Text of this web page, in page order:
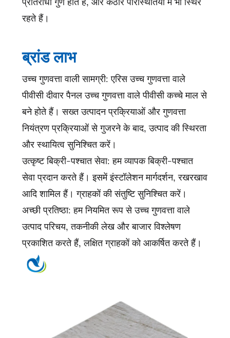
रहते हैं।
ब्रांड लाभ
उच्च गुणवत्ता वाली सामग्री: एरिस उच्च गुणवत्ता वाले
पीवीसी दीवार पैनल उच्च गुणवत्ता वाले पीवीसी कच्चे माल से
बने होते हैं। सख्त उत्पादन प्रक्रियाओं और गुणवत्ता
नियंत्रण प्रक्रियाओं से गुजरने के बाद, उत्पाद की स्थिरता
और स्थायित्व सुनिश्चित करें।
उत्कृष्ट बिक्री-पश्चात सेवा: हम व्यापक बिक्री-पश्चात
सेवा प्रदान करते हैं। इसमें इंस्टॉलेशन मार्गदर्शन, रखरखाव
आदि शामिल हैं। ग्राहकों की संतुष्टि सुनिश्चित करें।
अच्छी प्रतिष्ठा: हम नियमित रूप से उच्च गुणवत्ता वाले
उत्पाद परिचय, तकनीकी लेख और बाजार विश्लेषण
प्रकाशित करते हैं, लक्षित ग्राहकों को आकर्षित करते हैं।